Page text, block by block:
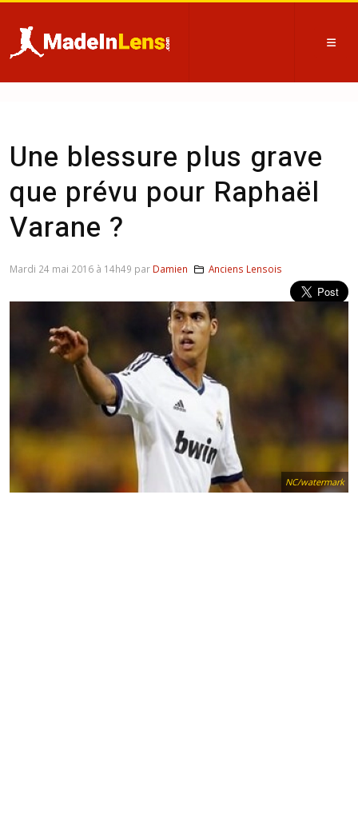
Une blessure plus grave
que prévu pour Raphaël
Varane ?
NC/watermark
Mardi 24 mai 2016 à 14h49 par Damien Anciens Lensois